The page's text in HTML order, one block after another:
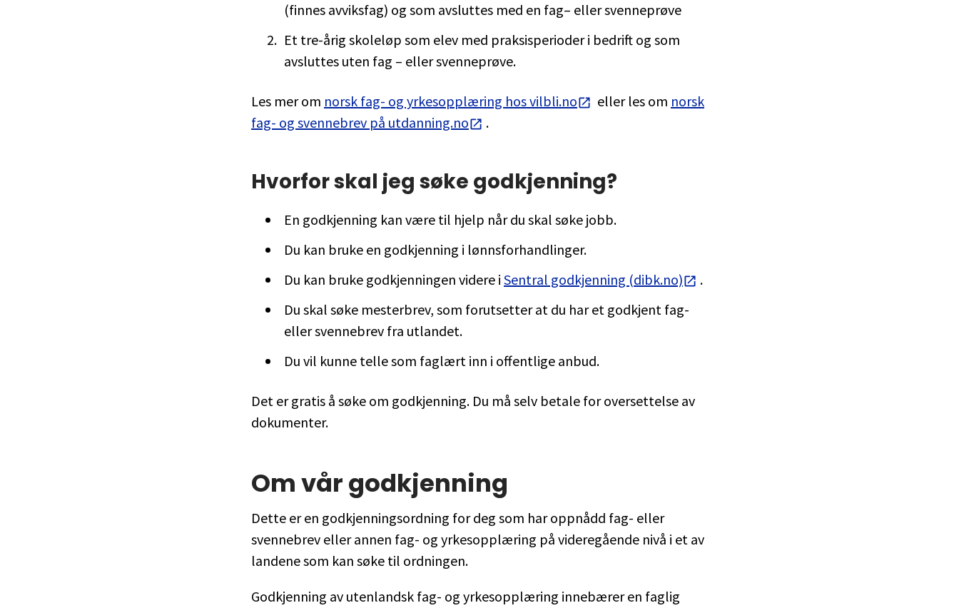
(finnes avviksfag) og som avsluttes med en fag– eller svenneprøve
Et tre-årig skoleløp som elev med praksisperioder i bedrift og som
avsluttes uten fag – eller svenneprøve.
Les mer om norsk fag- og yrkesopplæring hos vilbli.no eller les om norsk
fag- og svennebrev på utdanning.no
.
Hvorfor skal jeg søke godkjenning?
En godkjenning kan være til hjelp når du skal søke jobb.
Du kan bruke en godkjenning i lønnsforhandlinger.
Du kan bruke godkjenningen videre i Sentral godkjenning (dibk.no)
.
Du skal søke mesterbrev, som forutsetter at du har et godkjent fag-
eller svennebrev fra utlandet.
Du vil kunne telle som faglært inn i offentlige anbud.
Det er gratis å søke om godkjenning. Du må selv betale for oversettelse av
dokumenter.
Om vår godkjenning
Dette er en godkjenningsordning for deg som har oppnådd fag- eller
svennebrev eller annen fag- og yrkesopplæring på videregående nivå i et av
landene som kan søke til ordningen.
Godkjenning av utenlandsk fag- og yrkesopplæring innebærer en faglig